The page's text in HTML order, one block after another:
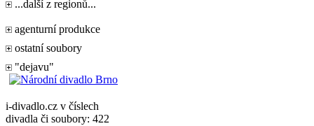
...další z regionů...
agenturní produkce
ostatní soubory
"dejavu"
i-divadlo.cz v číslech
divadla či soubory: 422